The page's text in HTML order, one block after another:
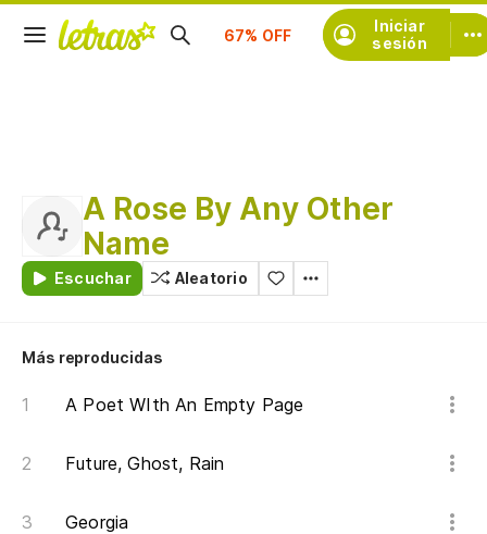
Iniciar
sesión
Suscríbete
A Rose By Any Other
Name
Escuchar Aleatorio
Más reproducidas
A Poet WIth An Empty Page
Future, Ghost, Rain
Georgia